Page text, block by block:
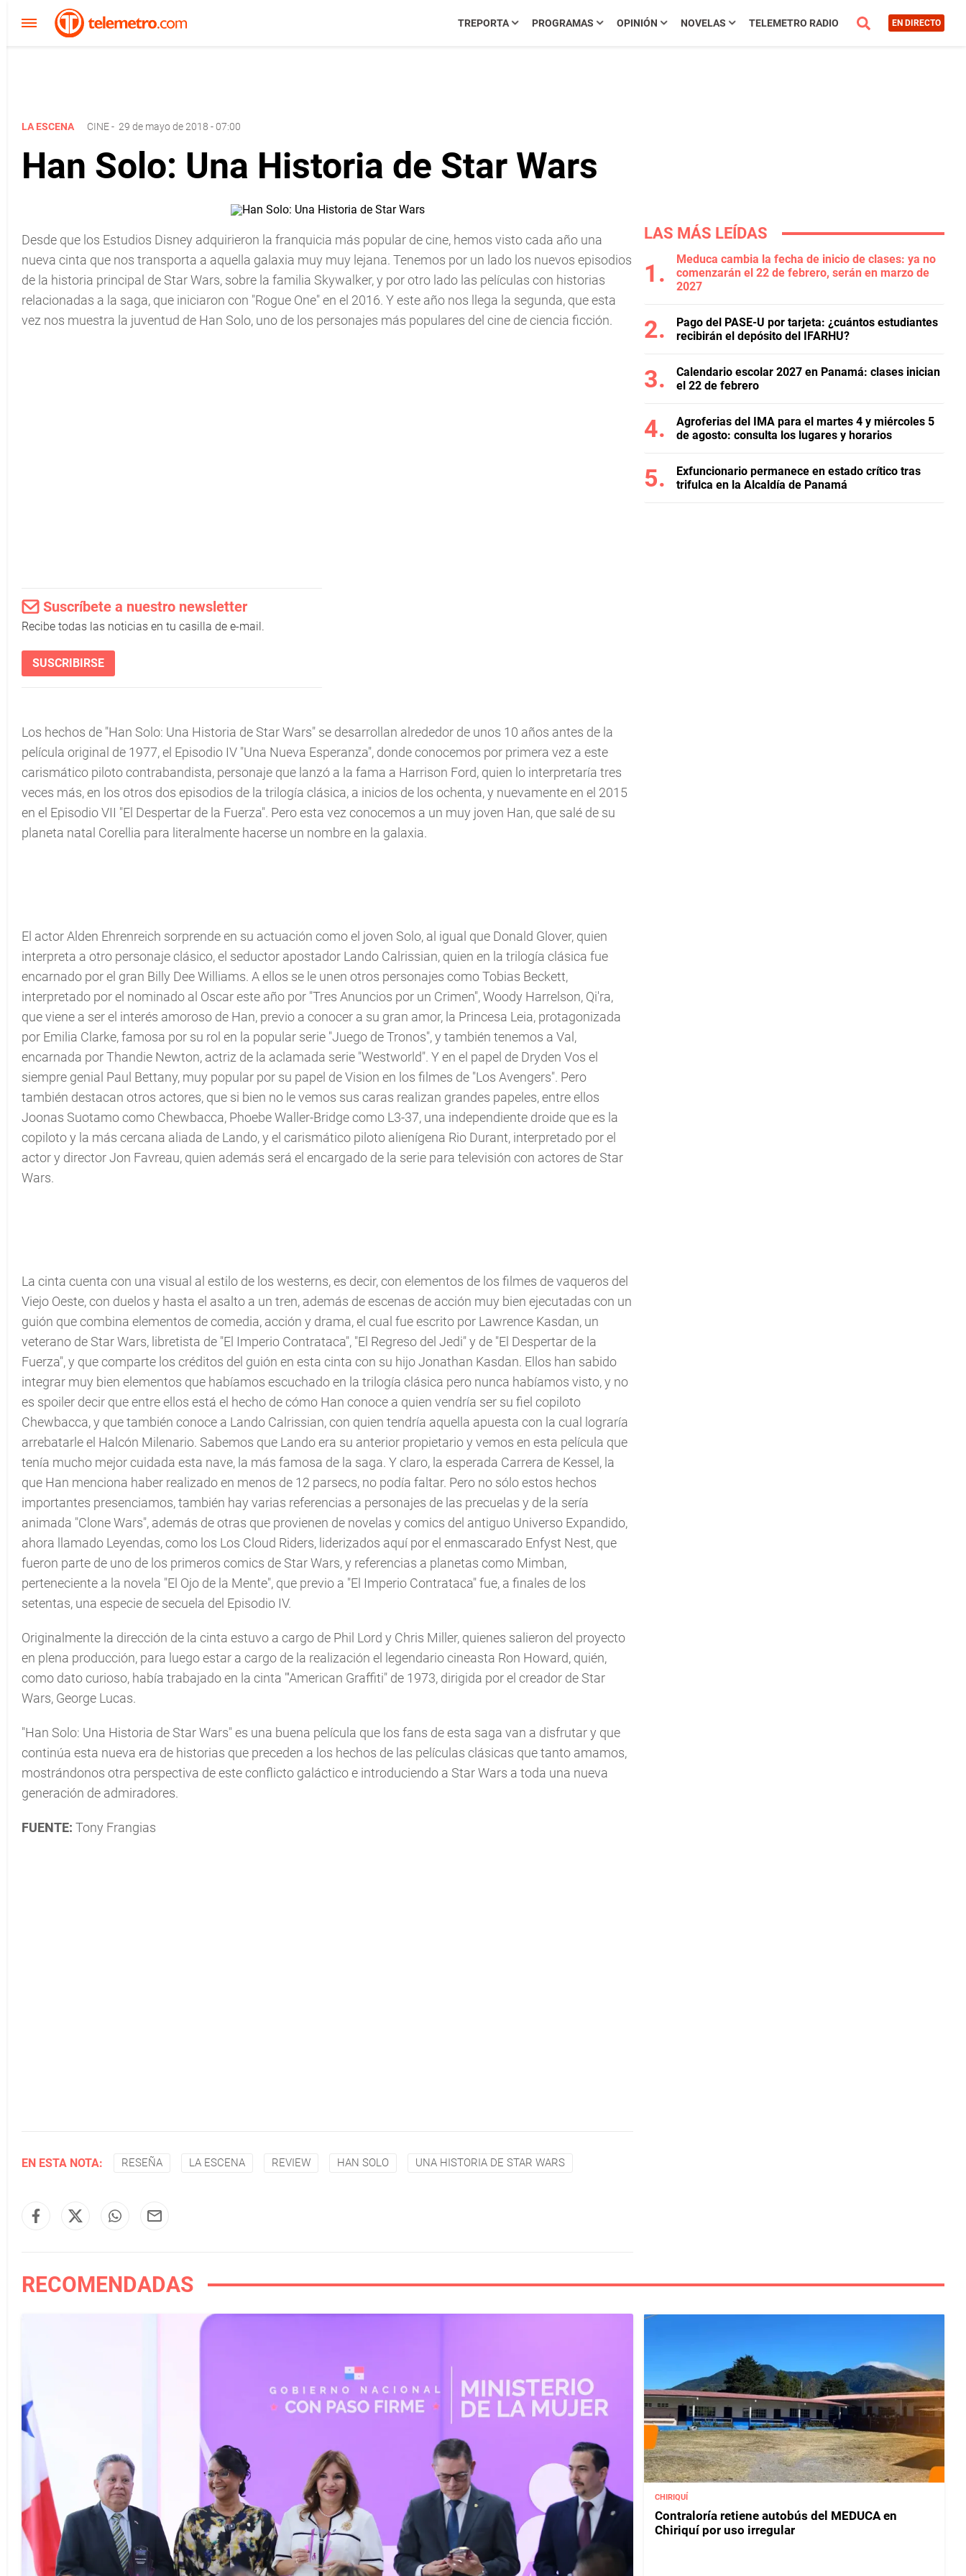
TREPORTA PROGRAMAS OPINIÓN NOVELAS TELEMETRO RADIO EN DIRECTO
LA ESCENA CINE- 29 de mayo de 2018 - 07:00
Han Solo: Una Historia de Star Wars
Desde que los Estudios Disney adquirieron la franquicia más popular de cine, hemos visto cada año una
nueva cinta que nos transporta a aquella galaxia muy muy lejana. Tenemos por un lado los nuevos episodios
de la historia principal de Star Wars, sobre la familia Skywalker, y por otro lado las películas con historias
relacionadas a la saga, que iniciaron con "Rogue One" en el 2016. Y este año nos llega la segunda, que esta
vez nos muestra la juventud de Han Solo, uno de los personajes más populares del cine de ciencia ficción.
Suscríbete a nuestro newsletter
Recibe todas las noticias en tu casilla de e-mail.
SUSCRIBIRSE
Los hechos de "Han Solo: Una Historia de Star Wars" se desarrollan alrededor de unos 10 años antes de la
película original de 1977, el Episodio IV "Una Nueva Esperanza", donde conocemos por primera vez a este
carismático piloto contrabandista, personaje que lanzó a la fama a Harrison Ford, quien lo interpretaría tres
veces más, en los otros dos episodios de la trilogía clásica, a inicios de los ochenta, y nuevamente en el 2015
en el Episodio VII "El Despertar de la Fuerza". Pero esta vez conocemos a un muy joven Han, que salé de su
planeta natal Corellia para literalmente hacerse un nombre en la galaxia.
El actor Alden Ehrenreich sorprende en su actuación como el joven Solo, al igual que Donald Glover, quien
interpreta a otro personaje clásico, el seductor apostador Lando Calrissian, quien en la trilogía clásica fue
encarnado por el gran Billy Dee Williams. A ellos se le unen otros personajes como Tobias Beckett,
interpretado por el nominado al Oscar este año por "Tres Anuncios por un Crimen", Woody Harrelson, Qi'ra,
que viene a ser el interés amoroso de Han, previo a conocer a su gran amor, la Princesa Leia, protagonizada
por Emilia Clarke, famosa por su rol en la popular serie "Juego de Tronos", y también tenemos a Val,
encarnada por Thandie Newton, actriz de la aclamada serie "Westworld". Y en el papel de Dryden Vos el
siempre genial Paul Bettany, muy popular por su papel de Vision en los filmes de "Los Avengers". Pero
también destacan otros actores, que si bien no le vemos sus caras realizan grandes papeles, entre ellos
Joonas Suotamo como Chewbacca, Phoebe Waller-Bridge como L3-37, una independiente droide que es la
copiloto y la más cercana aliada de Lando, y el carismático piloto alienígena Rio Durant, interpretado por el
actor y director Jon Favreau, quien además será el encargado de la serie para televisión con actores de Star
Wars.
La cinta cuenta con una visual al estilo de los westerns, es decir, con elementos de los filmes de vaqueros del
Viejo Oeste, con duelos y hasta el asalto a un tren, además de escenas de acción muy bien ejecutadas con un
guión que combina elementos de comedia, acción y drama, el cual fue escrito por Lawrence Kasdan, un
veterano de Star Wars, libretista de "El Imperio Contrataca", "El Regreso del Jedi" y de "El Despertar de la
Fuerza", y que comparte los créditos del guión en esta cinta con su hijo Jonathan Kasdan. Ellos han sabido
integrar muy bien elementos que habíamos escuchado en la trilogía clásica pero nunca habíamos visto, y no
es spoiler decir que entre ellos está el hecho de cómo Han conoce a quien vendría ser su fiel copiloto
Chewbacca, y que también conoce a Lando Calrissian, con quien tendría aquella apuesta con la cual lograría
arrebatarle el Halcón Milenario. Sabemos que Lando era su anterior propietario y vemos en esta película que
tenía mucho mejor cuidada esta nave, la más famosa de la saga. Y claro, la esperada Carrera de Kessel, la
que Han menciona haber realizado en menos de 12 parsecs, no podía faltar. Pero no sólo estos hechos
importantes presenciamos, también hay varias referencias a personajes de las precuelas y de la sería
animada "Clone Wars", además de otras que provienen de novelas y comics del antiguo Universo Expandido,
ahora llamado Leyendas, como los Los Cloud Riders, liderizados aquí por el enmascarado Enfyst Nest, que
fueron parte de uno de los primeros comics de Star Wars, y referencias a planetas como Mimban,
perteneciente a la novela "El Ojo de la Mente", que previo a "El Imperio Contrataca" fue, a finales de los
setentas, una especie de secuela del Episodio IV.
Originalmente la dirección de la cinta estuvo a cargo de Phil Lord y Chris Miller, quienes salieron del proyecto
en plena producción, para luego estar a cargo de la realización el legendario cineasta Ron Howard, quién,
como dato curioso, había trabajado en la cinta "'American Graffiti" de 1973, dirigida por el creador de Star
Wars, George Lucas.
"Han Solo: Una Historia de Star Wars" es una buena película que los fans de esta saga van a disfrutar y que
continúa esta nueva era de historias que preceden a los hechos de las películas clásicas que tanto amamos,
mostrándonos otra perspectiva de este conflicto galáctico e introduciendo a Star Wars a toda una nueva
generación de admiradores.
FUENTE: Tony Frangias
EN ESTA NOTA: RESEÑA LA ESCENA REVIEW HAN SOLO UNA HISTORIA DE STAR WARS
LAS MÁS LEÍDAS
Meduca cambia la fecha de inicio de clases: ya no
comenzarán el 22 de febrero, serán en marzo de
2027
Pago del PASE-U por tarjeta: ¿cuántos estudiantes
recibirán el depósito del IFARHU?
Calendario escolar 2027 en Panamá: clases inician
el 22 de febrero
Agroferias del IMA para el martes 4 y miércoles 5
de agosto: consulta los lugares y horarios
Exfuncionario permanece en estado crítico tras
trifulca en la Alcaldía de Panamá
RECOMENDADAS
CHIRIQUÍ
Contraloría retiene autobús del MEDUCA en
Chiriquí por uso irregular